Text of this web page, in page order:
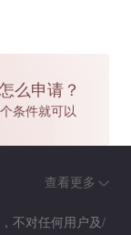
么申请？
条件就可以
查看更多
不对任何用户及/